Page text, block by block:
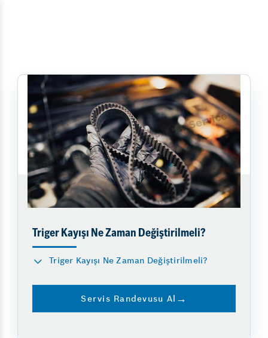
Triger Kayışı Ne Zaman Değiştirilmeli?
Triger Kayışı Ne Zaman Değiştirilmeli?
Servis Randevusu Al